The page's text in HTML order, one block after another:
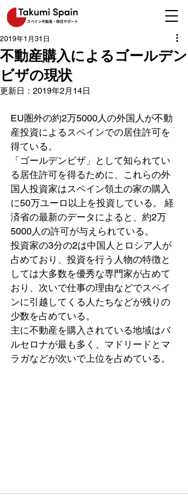
不動産購入によるゴールデン
ビザの現状
2019年1月31日
更新日： 2019年2月14日
EU圏外の約2万5000人の外国人が不動
産投資によるスペインでの居住許可を
得ている。
「ゴールデンビザ」として知られてい
る居住許可を得るために、これらの外
国人投資家はスペイン領土の家の購入
に50万ユーロ以上を投資している。 経
済省の最新のデータによると、約2万
5000人の許可が与えられている。
投資家の3分の2は中国人とロシア人が
占めており、投資を行う人物の特徴と
しては大多数を優秀な専門家が占めて
おり、次いで仕事の理由などでスペイ
ンに引越してくる人たちなどが残りの
少数を占めている。
主に不動産を購入されている地域はバ
ルセロナが最も多く、マドリードとマ
ラガなどが次いで上位を占めている。